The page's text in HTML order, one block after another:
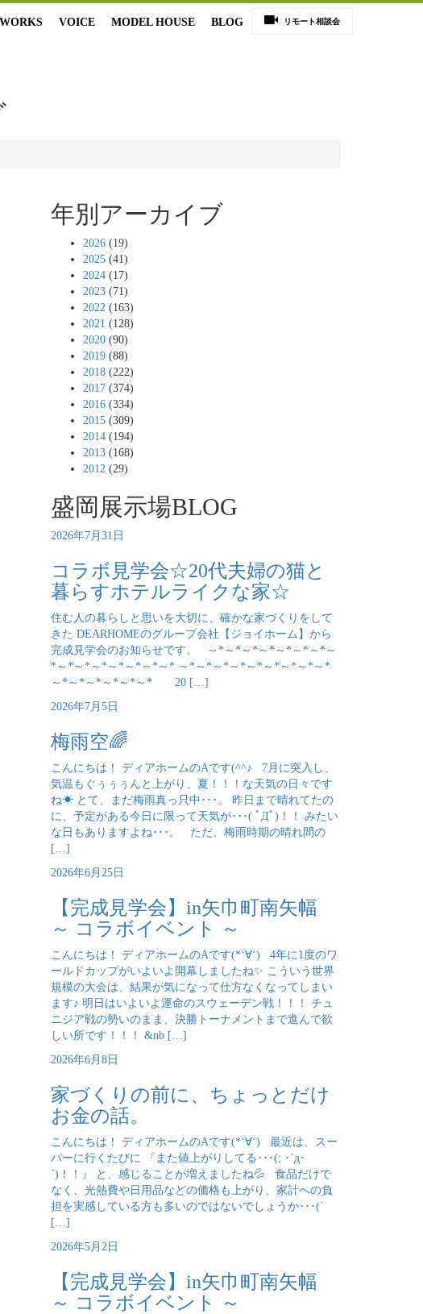
リモート相談会
WORKS VOICE MODEL HOUSE BLOG
年別アーカイブ
2026 (19)
2025 (41)
2024 (17)
2023 (71)
2022 (163)
2021 (128)
2020 (90)
2019 (88)
2018 (222)
2017 (374)
2016 (334)
2015 (309)
2014 (194)
2013 (168)
2012 (29)
盛岡展示場BLOG
2026年7月31日
コラボ見学会☆20代夫婦の猫と
暮らすホテルライクな家☆
住む人の暮らしと思いを大切に、確かな家づくりをして
きた DEARHOMEのグループ会社【ジョイホーム】から
完成見学会のお知らせです。 ～*～*～*～*～*～*～*～
*～*～*～*～*～*～*～* ～*～*～*～*～*～*～*～*～*
～*～*～*～*～*～* 20 […]
2026年7月5日
梅雨空🌈
こんにちは！ ディアホームのAです(^^♪ 7月に突入し、
気温もぐぅぅぅんと上がり、夏！！！な天気の日々です
ね☀ とて、まだ梅雨真っ只中･･･。 昨日まで晴れてたの
に、予定がある今日に限って天気が･･･( ﾟДﾟ)！！ みたい
な日もありますよね･･･。 ただ、梅雨時期の晴れ間の
[…]
2026年6月25日
【完成見学会】in矢巾町南矢幅
～ コラボイベント ～
こんにちは！ ディアホームのAです(*‘∀‘) 4年に1度のワ
ールドカップがいよいよ開幕しましたね✨ こういう世界
規模の大会は、結果が気になって仕方なくなってしまい
ます♪ 明日はいよいよ運命のスウェーデン戦！！！ チュ
ニジア戦の勢いのまま、決勝トーナメントまで進んで欲
しい所です！！！ &nb […]
2026年6月8日
家づくりの前に、ちょっとだけ
お金の話。
こんにちは！ ディアホームのAです(*‘∀‘) 最近は、スー
パーに行くたびに 『また値上がりしてる･･･(; ･`д･
´)！！』 と、感じることが増えましたね💦 食品だけで
なく、光熱費や日用品などの価格も上がり、家計への負
担を実感している方も多いのではないでしょうか･･･(´
[…]
2026年5月2日
【完成見学会】in矢巾町南矢幅
～ コラボイベント ～